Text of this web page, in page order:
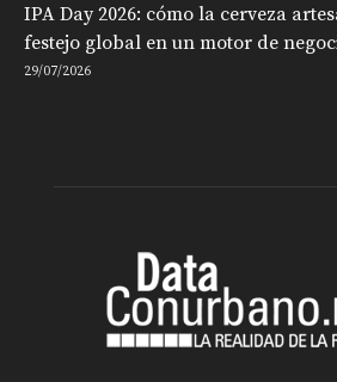
IPA Day 2026: cómo la cerveza
festejo global en un motor de
29/07/2026